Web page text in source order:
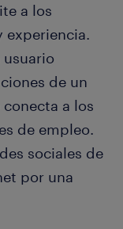
a los
experiencia.
de un
a los
de empleo.
sociales de
por una